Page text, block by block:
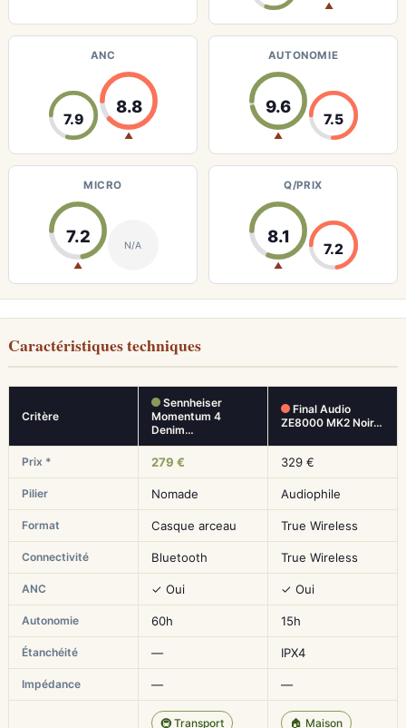
▲
ANC
7.9
8.8
▲
AUTONOMIE
9.6
▲
7.5
MICRO
7.2
▲
N/A
Q/PRIX
8.1
▲
7.2
Caractéristiques techniques
Critère
Sennheiser
Momentum 4
Denim…
Final Audio
ZE8000 MK2 Noir…
Prix * 279 € 329 €
Pilier Nomade Audiophile
Format Casque arceau True Wireless
Connectivité Bluetooth True Wireless
ANC ✓ Oui ✓ Oui
Autonomie 60h 15h
Étanchéité — IPX4
Impédance — —
🚇 Transport 🏠 Maison